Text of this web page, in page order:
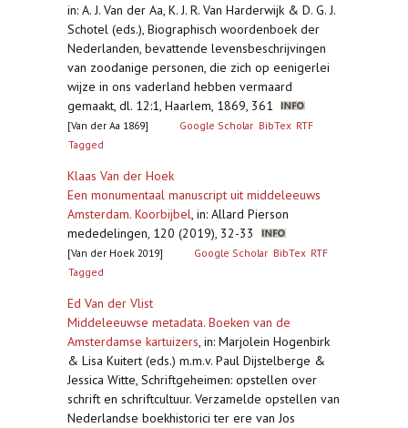
in: A. J. Van der Aa, K. J. R. Van Harderwijk & D. G. J.
Schotel (eds.), Biographisch woordenboek der
Nederlanden, bevattende levensbeschrijvingen
van zoodanige personen, die zich op eenigerlei
wijze in ons vaderland hebben vermaard
gemaakt, dl. 12:1, Haarlem, 1869, 361
[Van der Aa 1869] Google Scholar BibTex RTF
Tagged
Klaas Van der Hoek
Een monumentaal manuscript uit middeleeuws
Amsterdam. Koorbijbel, in: Allard Pierson
mededelingen, 120 (2019), 32-33
[Van der Hoek 2019] Google Scholar BibTex RTF
Tagged
Ed Van der Vlist
Middeleeuwse metadata. Boeken van de
Amsterdamse kartuizers, in: Marjolein Hogenbirk
& Lisa Kuitert (eds.) m.m.v. Paul Dijstelberge &
Jessica Witte, Schriftgeheimen: opstellen over
schrift en schriftcultuur. Verzamelde opstellen van
Nederlandse boekhistorici ter ere van Jos